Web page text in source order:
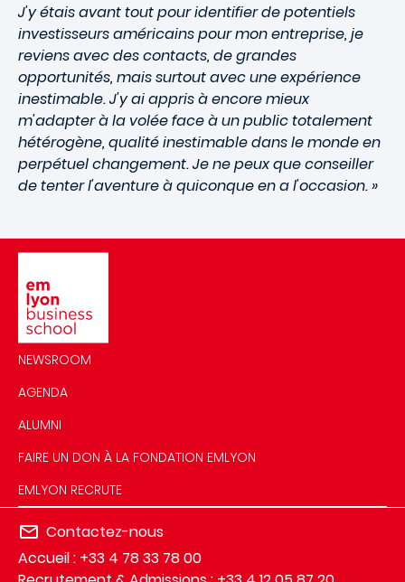
J'y étais avant tout pour identifier de potentiels
investisseurs américains pour mon entreprise, je
reviens avec des contacts, de grandes
opportunités, mais surtout avec une expérience
inestimable. J'y ai appris à encore mieux
m'adapter à la volée face à un public totalement
hétérogène, qualité inestimable dans le monde en
perpétuel changement. Je ne peux que conseiller
de tenter l'aventure à quiconque en a l'occasion. »
NEWSROOM
AGENDA
ALUMNI
FAIRE UN DON À LA FONDATION EMLYON
EMLYON RECRUTE
Contactez-nous
Accueil : +33 4 78 33 78 00